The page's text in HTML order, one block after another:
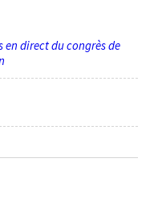
en direct du congrès de